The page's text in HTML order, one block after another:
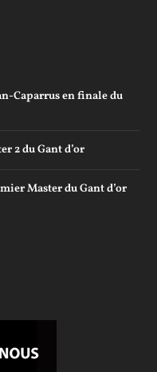
Caparrus en finale du
2 du Gant d’or
Master du Gant d’or